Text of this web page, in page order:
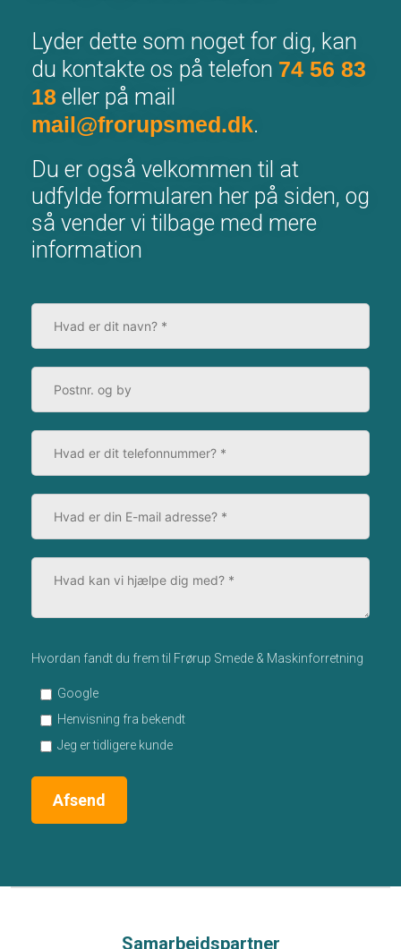
Lyder dette som noget for dig, kan
du kontakte os på telefon 74 56 83
18eller på mail
mail@frorupsmed.dk.
Du er også velkommen til at
udfylde formularen her på siden, og
så vender vi tilbage med mere
information
Hvordan fandt du frem til Frørup Smede & Maskinforretning
Google
Henvisning fra bekendt
Jeg er tidligere kunde
Samarbejdspartner​